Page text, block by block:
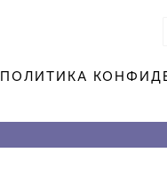
ПОЛИТИКА